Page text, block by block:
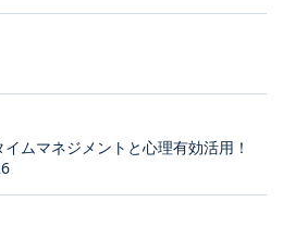
イムマネジメントと心理有効活用！